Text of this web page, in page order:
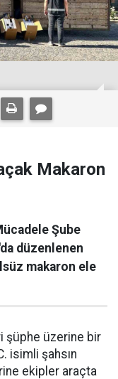
Makaron
Şube
düzenlenen
makaron ele
şüphe üzerine bir
isimli şahsın
ekipler araçta